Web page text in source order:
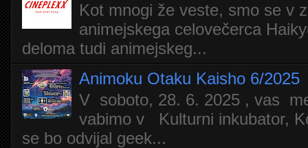
Kot mnogi že veste, smo se v
animejskega celovečerca
deloma tudi animejskeg...
Animoku Otaku Kaisho 6/2025
V soboto, 28. 6. 2025 , vas
vabimo v Kulturni inkubator,
se bo odvijal geek...